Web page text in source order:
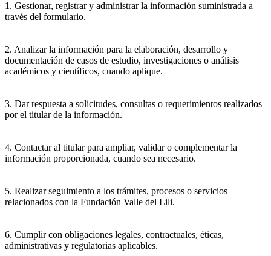
1. Gestionar, registrar y administrar la información suministrada a
través del formulario.
2. Analizar la información para la elaboración, desarrollo y
documentación de casos de estudio, investigaciones o análisis
académicos y científicos, cuando aplique.
3. Dar respuesta a solicitudes, consultas o requerimientos realizados
por el titular de la información.
4. Contactar al titular para ampliar, validar o complementar la
información proporcionada, cuando sea necesario.
5. Realizar seguimiento a los trámites, procesos o servicios
relacionados con la Fundación Valle del Lili.
6. Cumplir con obligaciones legales, contractuales, éticas,
administrativas y regulatorias aplicables.